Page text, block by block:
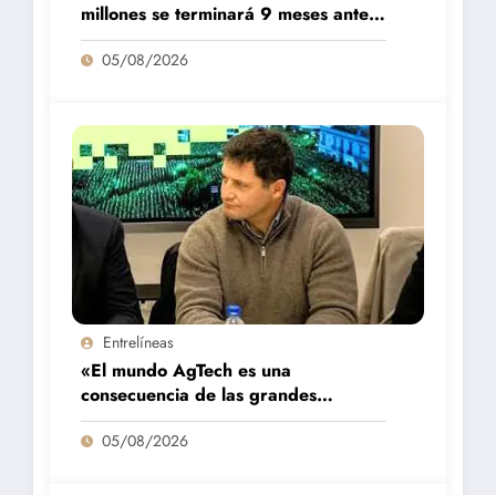
millones se terminará 9 meses antes
de lo previsto
05/08/2026
Entrelíneas
«El mundo AgTech es una
consecuencia de las grandes
fortalezas que tenemos en la región»
05/08/2026